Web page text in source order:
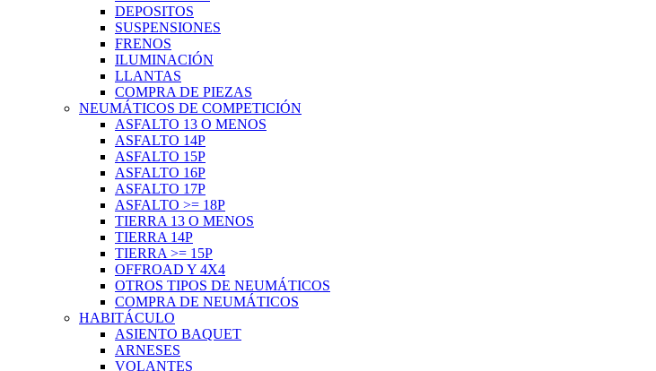
DEPOSITOS
SUSPENSIONES
FRENOS
ILUMINACIÓN
LLANTAS
COMPRA DE PIEZAS
NEUMÁTICOS DE COMPETICIÓN
ASFALTO 13 O MENOS
ASFALTO 14P
ASFALTO 15P
ASFALTO 16P
ASFALTO 17P
ASFALTO >= 18P
TIERRA 13 O MENOS
TIERRA 14P
TIERRA >= 15P
OFFROAD Y 4X4
OTROS TIPOS DE NEUMÁTICOS
COMPRA DE NEUMÁTICOS
HABITÁCULO
ASIENTO BAQUET
ARNESES
VOLANTES